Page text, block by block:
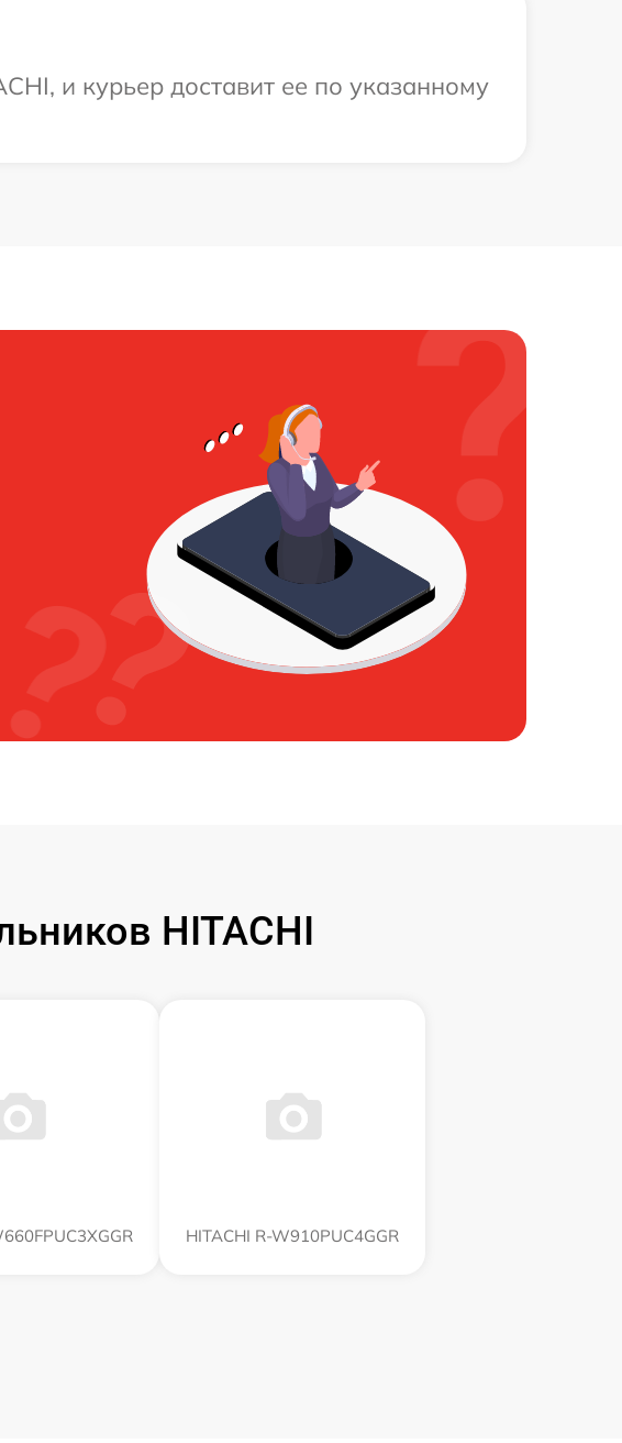
и курьер доставит ее по указанному
HITACHI
HITACHI R-W910PUC4GGR